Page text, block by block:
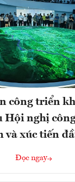
công triển
Hội nghị
và xúc tiến
Đọc ngay